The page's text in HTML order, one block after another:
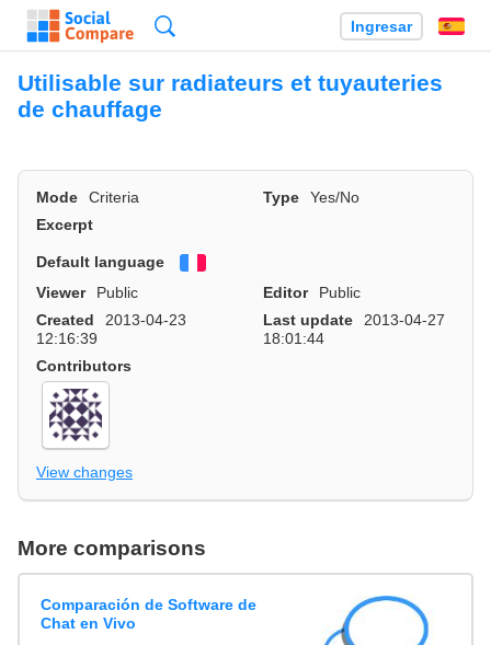
Ingresar
Utilisable sur radiateurs et tuyauteries
de chauffage
Mode Criteria Type
Yes/No
Excerpt
Default language
Viewer
Public Editor
Public
Created
2013-04-23
12:16:39
Last update
2013-04-27
18:01:44
Contributors
View changes
More comparisons
Comparación de Software de
Chat en Vivo